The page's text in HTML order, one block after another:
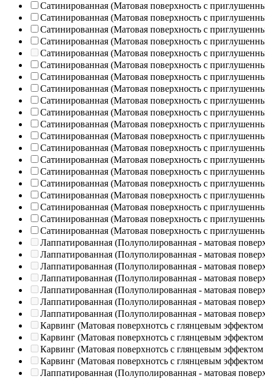
Сатинированная (Матовая поверхность с
Сатинированная (Матовая поверхность с
Сатинированная (Матовая поверхность с
Сатинированная (Матовая поверхность с
Сатинированная (Матовая поверхность с
Сатинированная (Матовая поверхность с
Сатинированная (Матовая поверхность с
Сатинированная (Матовая поверхность с
Сатинированная (Матовая поверхность с
Сатинированная (Матовая поверхность с
Сатинированная (Матовая поверхность с
Сатинированная (Матовая поверхность с
Сатинированная (Матовая поверхность с
Сатинированная (Матовая поверхность с
Сатинированная (Матовая поверхность с
Сатинированная (Матовая поверхность с
Сатинированная (Матовая поверхность с
Сатинированная (Матовая поверхность с
Сатинированная (Матовая поверхность с
Сатинированная (Матовая поверхность с
Лаппатированная (Полуполированная - матовая
Лаппатированная (Полуполированная - матовая
Лаппатированная (Полуполированная - матовая
Лаппатированная (Полуполированная - матовая
Лаппатированная (Полуполированная - матовая
Лаппатированная (Полуполированная - матовая
Лаппатированная (Полуполированная - матовая
Карвинг (Матовая поверхнотсь с глянцевым эффектом
Карвинг (Матовая поверхнотсь с глянцевым эффектом
Карвинг (Матовая поверхнотсь с глянцевым эффектом
Карвинг (Матовая поверхнотсь с глянцевым эффектом
Лаппатированная (Полуполированная - матовая